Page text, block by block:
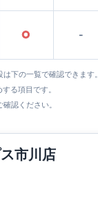
○ -
下の一覧で確認できます。
る項目です。
認ください。
市川店